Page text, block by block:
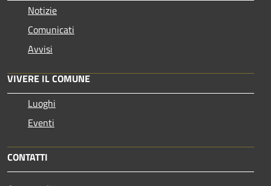
Notizie
Comunicati
Avvisi
VIVERE IL COMUNE
Luoghi
Eventi
CONTATTI